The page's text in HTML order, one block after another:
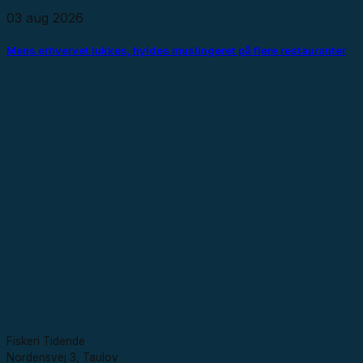
03 aug 2026
Mens erhvervet lukkes, hyldes muslingeret på flere restauranter
Fiskeri Tidende
Nordensvej 3, Taulov